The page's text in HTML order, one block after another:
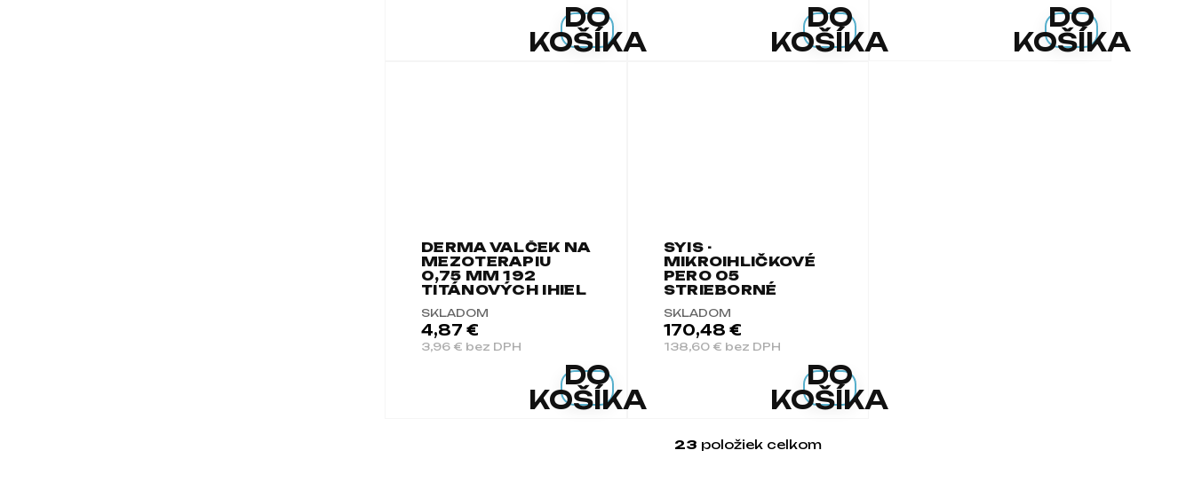
DO
KOŠÍKA
DO
KOŠÍKA
DO
KOŠÍKA
DERMA VALČEK NA
MEZOTERAPIU
0,75 MM 192
TITÁNOVÝCH IHIEL
SKLADOM
3,96 € bez DPH
4,87 €
DO
KOŠÍKA
SYIS -
MIKROIHLIČKOVÉ
PERO 05
STRIEBORNÉ
SKLADOM
138,60 € bez DPH
170,48 €
DO
KOŠÍKA
Ovládacie prvky výpisu
23 položiek celkom